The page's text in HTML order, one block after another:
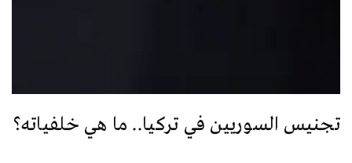
تجنيس السوريين في تركيا.. ما هي خلفياته؟